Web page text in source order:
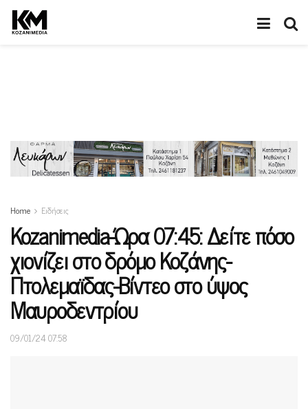
Home Ειδήσεις
Kozanimedia-Ώρα 07:45: Δείτε πόσο
χιονίζει στο δρόμο Κοζάνης-
Πτολεμαϊδας-Βίντεο στο ύψος
Μαυροδεντρίου
09/01/24 07:58